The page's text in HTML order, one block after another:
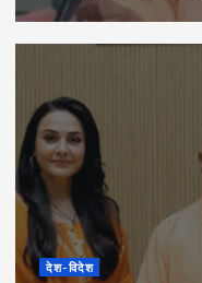
देश-विदेश